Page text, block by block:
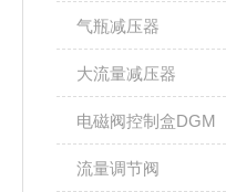
气瓶减压器
大流量减压器
电磁阀控制盒DGM
流量调节阀